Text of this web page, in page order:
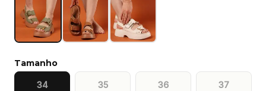
Tamanho
34 35 36 37